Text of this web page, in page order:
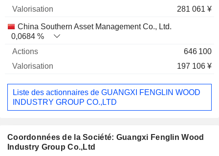
281 061 ¥
China Southern Asset Management Co., Ltd.
0,0684 %
646 100
197 106 ¥
Liste des actionnaires de GUANGXI FENGLIN WOOD
INDUSTRY GROUP CO.,LTD
Coordonnées de la Société: Guangxi Fenglin Wood
Industry Group Co.,Ltd